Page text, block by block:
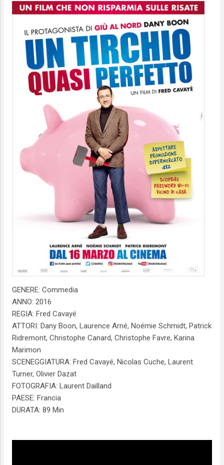
GENERE: Commedia
ANNO: 2016
REGIA: Fred Cavayé
ATTORI: Dany Boon, Laurence Arné, Noémie Schmidt, Patrick
Ridremont, Christophe Canard, Christophe Favre, Karina
Marimon
SCENEGGIATURA: Fred Cavayé, Nicolas Cuche, Laurent
Turner, Olivier Dazat
FOTOGRAFIA: Laurent Dailland
PAESE: Francia
DURATA: 89 Min